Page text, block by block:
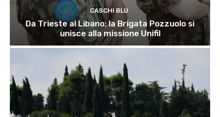
CASCHI BLU
Da Trieste al Libano: la Brigata Pozzuolo si
unisce alla missione Unifil